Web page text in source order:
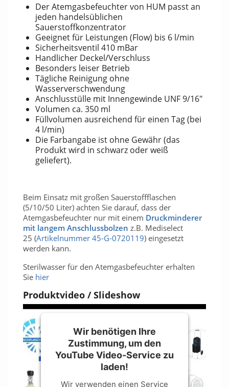
Der Atemgasbefeuchter von HUM passt an
jeden handelsüblichen
Sauerstoffkonzentrator
Geeignet für Leistungen (Flow) bis 6 l/min
Sicherheitsventil 410 mBar
Handlicher Deckel/Verschluss
Besonders leiser Betrieb
Tägliche Reinigung ohne
Wasserverschwendung
Anschlusstülle mit Innengewinde UNF 9/16"
Volumen ca. 350 ml
Füllvolumen ausreichend für einen Tag (bei
4 l/min)
Die Farbangabe ist ohne Gewähr (das
Produkt wird in schwarz oder weiß
geliefert).
Beim Einsatz mit großen Sauerstoffflaschen
(5/10/50 Liter) achten Sie darauf, dass der
Atemgasbefeuchter nur mit einem Druckminderer
mit langem Anschlussbolzen z.B. Mediselect
25 (Artikelnummer 45-G-0720119) eingesetzt
werden kann.
Sterilwasser für den Atemgasbefeuchter erhalten
Sie hier
Produktvideo / Slideshow
Wir benötigen Ihre
Zustimmung, um den
YouTube Video-Service zu
laden!
Wir verwenden einen Service